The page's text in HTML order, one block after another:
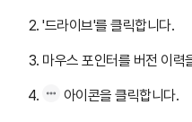
'드라이브'를 클릭합니다.
마우스 포인터를 버전 이력
아이콘을 클릭합니다.